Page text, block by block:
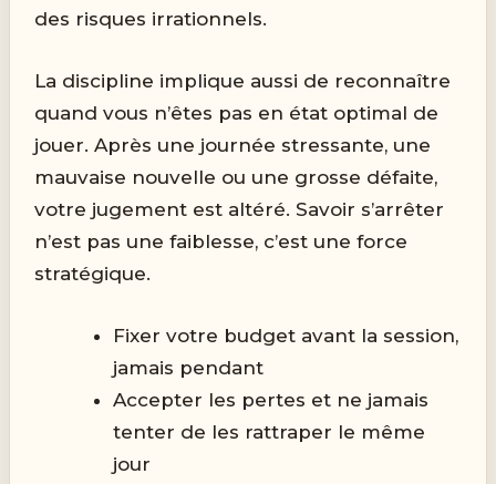
des risques irrationnels.
La discipline implique aussi de reconnaître
quand vous n’êtes pas en état optimal de
jouer. Après une journée stressante, une
mauvaise nouvelle ou une grosse défaite,
votre jugement est altéré. Savoir s’arrêter
n’est pas une faiblesse, c’est une force
stratégique.
Fixer votre budget avant la session,
jamais pendant
Accepter les pertes et ne jamais
tenter de les rattraper le même
jour